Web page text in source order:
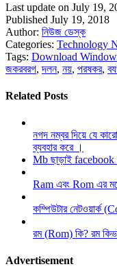
Last update on July 19,
Published July 19, 2018
Author: নিউজ ডেস্ক
Categories: Technology
Tags: Download
জকরবরগ,দলন, নয়, পরষকর,
Related Posts
নগদ নম্বর দিয়ে যে
ব্যবহার করে ।
Mb ছাড়াই facebook
Ram এবং Rom এর
কম্পিউটার নেটওয়ার্ক
রম (Rom) কি? রম
Advertisement